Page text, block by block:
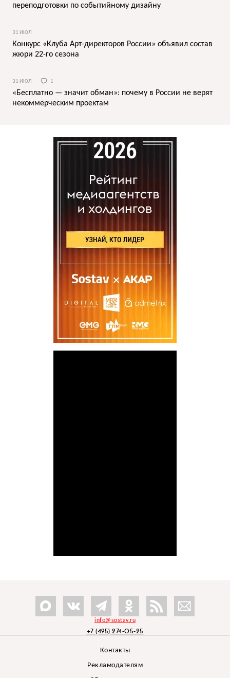
переподготовки по событийному дизайну
31 ИЮЛ
Конкурс «Клуба Арт-директоров России» объявил состав
жюри 22-го сезона
31 ИЮЛ 1
«Бесплатно — значит обман»: почему в России не верят
некоммерческим проектам
info@sostav.ru
+7 (495) 274-05-25
Контакты
Рекламодателям